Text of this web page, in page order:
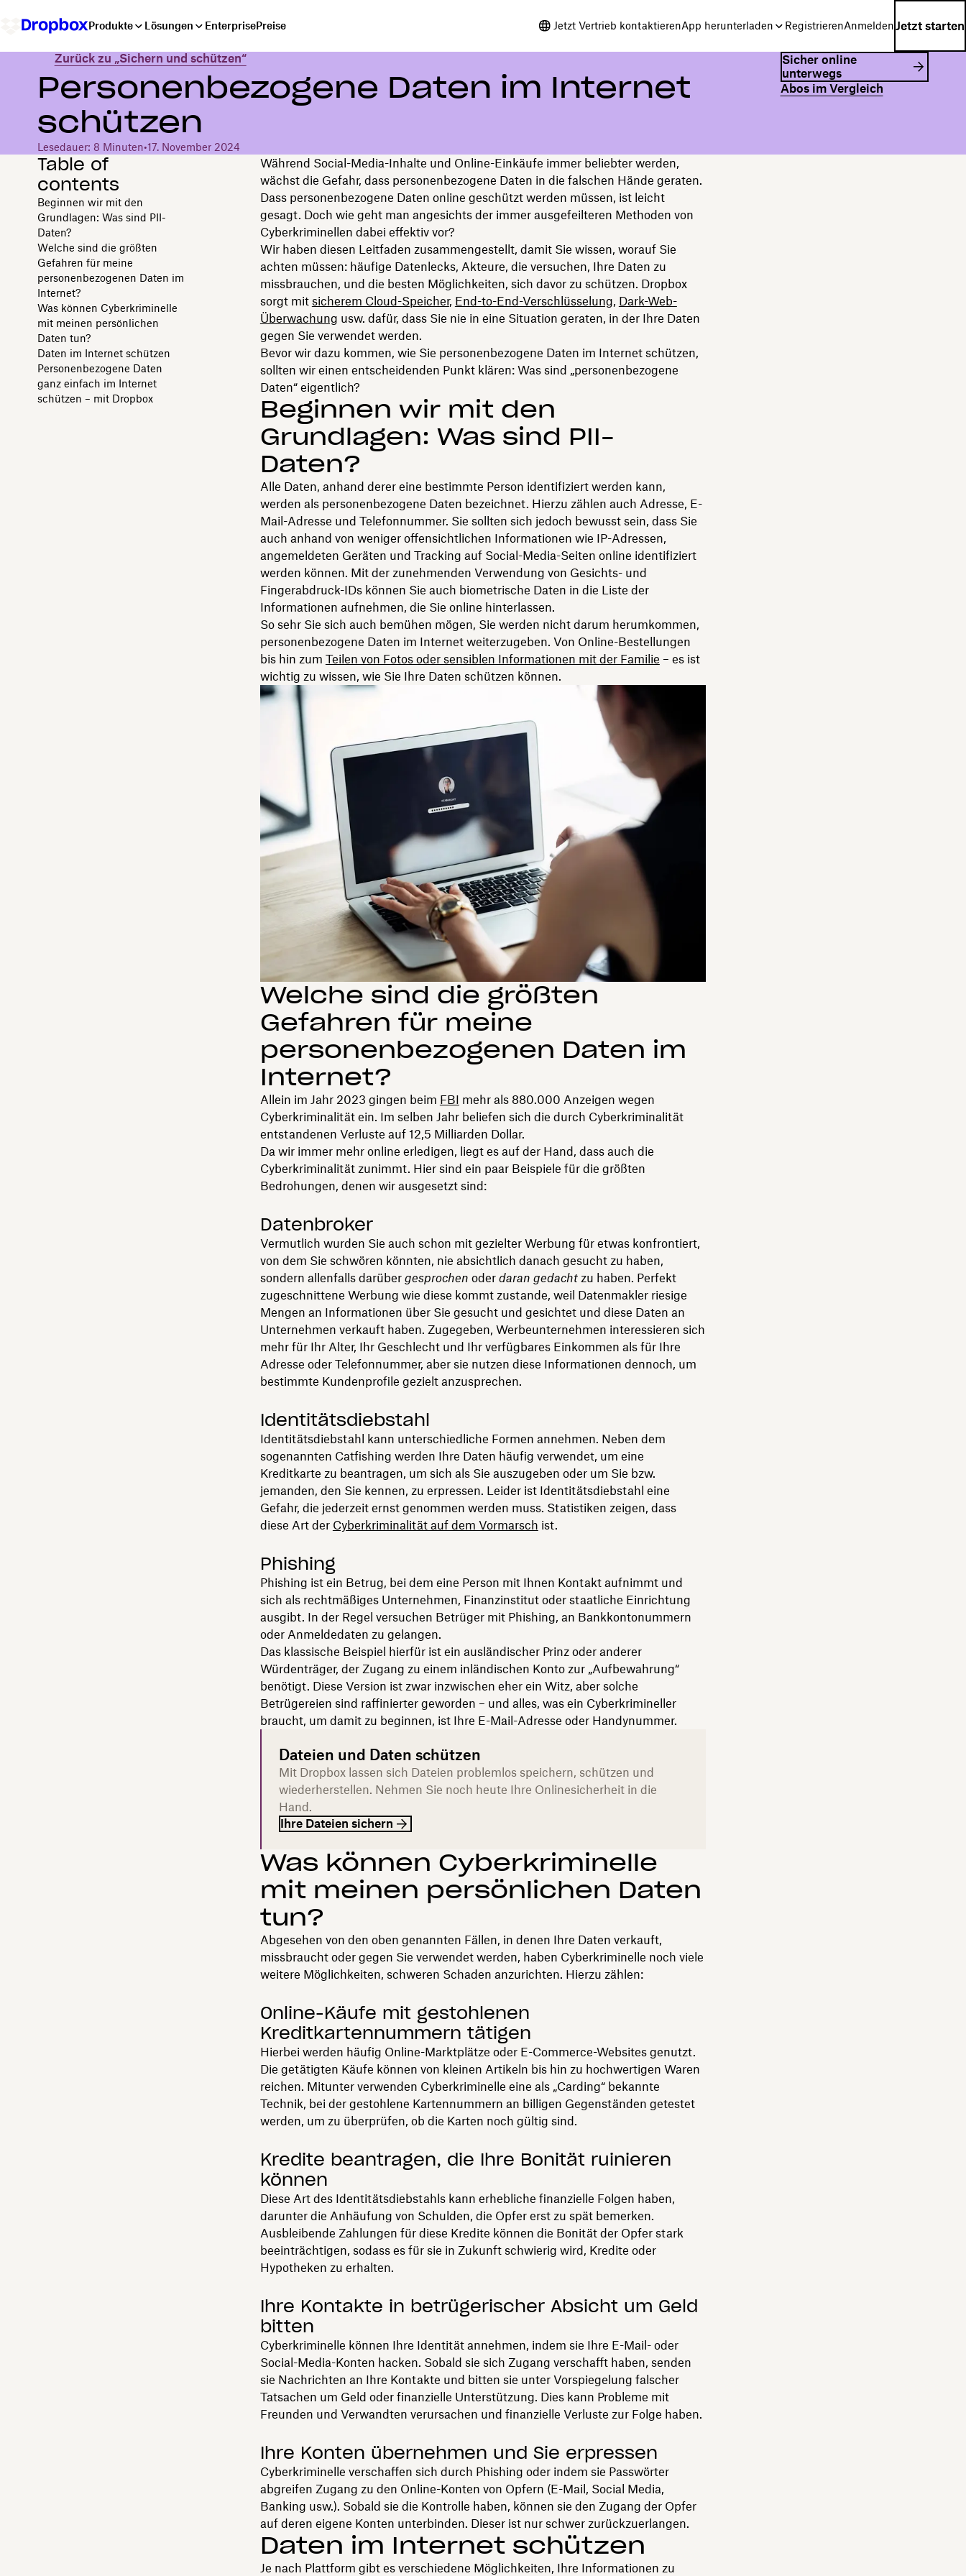
Produkte Lösungen EnterprisePreise Jetzt Vertrieb kontaktierenApp herunterladen RegistrierenAnmeldenJetzt starten
Zurück zu „Sichern und schützen“
Personenbezogene Daten im Internet
schützen
Lesedauer: 8 Minuten•17. November 2024
Sicher online
unterwegs
Abos im Vergleich
Table of
contents
Beginnen wir mit den
Grundlagen: Was sind PII-
Daten?
Welche sind die größten
Gefahren für meine
personenbezogenen Daten im
Internet?
Was können Cyberkriminelle
mit meinen persönlichen
Daten tun?
Daten im Internet schützen
Personenbezogene Daten
ganz einfach im Internet
schützen – mit Dropbox
Während Social-Media-Inhalte und Online-Einkäufe immer beliebter werden,
wächst die Gefahr, dass personenbezogene Daten in die falschen Hände geraten.
Dass personenbezogene Daten online geschützt werden müssen, ist leicht
gesagt. Doch wie geht man angesichts der immer ausgefeilteren Methoden von
Cyberkriminellen dabei effektiv vor?
Wir haben diesen Leitfaden zusammengestellt, damit Sie wissen, worauf Sie
achten müssen: häufige Datenlecks, Akteure, die versuchen, Ihre Daten zu
missbrauchen, und die besten Möglichkeiten, sich davor zu schützen. Dropbox
sorgt mit sicherem Cloud-Speicher, End-to-End-Verschlüsselung, Dark-Web-
Überwachung usw. dafür, dass Sie nie in eine Situation geraten, in der Ihre Daten
gegen Sie verwendet werden.
Bevor wir dazu kommen, wie Sie personenbezogene Daten im Internet schützen,
sollten wir einen entscheidenden Punkt klären: Was sind „personenbezogene
Daten“ eigentlich?
Beginnen wir mit den
Grundlagen: Was sind PII-
Daten?
Alle Daten, anhand derer eine bestimmte Person identifiziert werden kann,
werden als personenbezogene Daten bezeichnet. Hierzu zählen auch Adresse, E-
Mail-Adresse und Telefonnummer. Sie sollten sich jedoch bewusst sein, dass Sie
auch anhand von weniger offensichtlichen Informationen wie IP-Adressen,
angemeldeten Geräten und Tracking auf Social-Media-Seiten online identifiziert
werden können. Mit der zunehmenden Verwendung von Gesichts- und
Fingerabdruck-IDs können Sie auch biometrische Daten in die Liste der
Informationen aufnehmen, die Sie online hinterlassen.
So sehr Sie sich auch bemühen mögen, Sie werden nicht darum herumkommen,
personenbezogene Daten im Internet weiterzugeben. Von Online-Bestellungen
bis hin zum Teilen von Fotos oder sensiblen Informationen mit der Familie – es ist
wichtig zu wissen, wie Sie Ihre Daten schützen können.
Welche sind die größten
Gefahren für meine
personenbezogenen Daten im
Internet?
Allein im Jahr 2023 gingen beim FBI mehr als 880.000 Anzeigen wegen
Cyberkriminalität ein. Im selben Jahr beliefen sich die durch Cyberkriminalität
entstandenen Verluste auf 12,5 Milliarden Dollar.
Da wir immer mehr online erledigen, liegt es auf der Hand, dass auch die
Cyberkriminalität zunimmt. Hier sind ein paar Beispiele für die größten
Bedrohungen, denen wir ausgesetzt sind:
Datenbroker
Vermutlich wurden Sie auch schon mit gezielter Werbung für etwas konfrontiert,
von dem Sie schwören könnten, nie absichtlich danach gesucht zu haben,
sondern allenfalls darüber gesprochen oder daran gedachtzu haben. Perfekt
zugeschnittene Werbung wie diese kommt zustande, weil Datenmakler riesige
Mengen an Informationen über Sie gesucht und gesichtet und diese Daten an
Unternehmen verkauft haben. Zugegeben, Werbeunternehmen interessieren sich
mehr für Ihr Alter, Ihr Geschlecht und Ihr verfügbares Einkommen als für Ihre
Adresse oder Telefonnummer, aber sie nutzen diese Informationen dennoch, um
bestimmte Kundenprofile gezielt anzusprechen.
Identitätsdiebstahl
Identitätsdiebstahl kann unterschiedliche Formen annehmen. Neben dem
sogenannten Catfishing werden Ihre Daten häufig verwendet, um eine
Kreditkarte zu beantragen, um sich als Sie auszugeben oder um Sie bzw.
jemanden, den Sie kennen, zu erpressen. Leider ist Identitätsdiebstahl eine
Gefahr, die jederzeit ernst genommen werden muss. Statistiken zeigen, dass
diese Art der Cyberkriminalität auf dem Vormarsch ist.
Phishing
Phishing ist ein Betrug, bei dem eine Person mit Ihnen Kontakt aufnimmt und
sich als rechtmäßiges Unternehmen, Finanzinstitut oder staatliche Einrichtung
ausgibt. In der Regel versuchen Betrüger mit Phishing, an Bankkontonummern
oder Anmeldedaten zu gelangen.
Das klassische Beispiel hierfür ist ein ausländischer Prinz oder anderer
Würdenträger, der Zugang zu einem inländischen Konto zur „Aufbewahrung“
benötigt. Diese Version ist zwar inzwischen eher ein Witz, aber solche
Betrügereien sind raffinierter geworden – und alles, was ein Cyberkrimineller
braucht, um damit zu beginnen, ist Ihre E-Mail-Adresse oder Handynummer.
Dateien und Daten schützen
Mit Dropbox lassen sich Dateien problemlos speichern, schützen und
wiederherstellen. Nehmen Sie noch heute Ihre Onlinesicherheit in die
Hand.
Ihre Dateien sichern
Was können Cyberkriminelle
mit meinen persönlichen Daten
tun?
Abgesehen von den oben genannten Fällen, in denen Ihre Daten verkauft,
missbraucht oder gegen Sie verwendet werden, haben Cyberkriminelle noch viele
weitere Möglichkeiten, schweren Schaden anzurichten. Hierzu zählen:
Online-Käufe mit gestohlenen
Kreditkartennummern tätigen
Hierbei werden häufig Online-Marktplätze oder E-Commerce-Websites genutzt.
Die getätigten Käufe können von kleinen Artikeln bis hin zu hochwertigen Waren
reichen. Mitunter verwenden Cyberkriminelle eine als „Carding“ bekannte
Technik, bei der gestohlene Kartennummern an billigen Gegenständen getestet
werden, um zu überprüfen, ob die Karten noch gültig sind.
Kredite beantragen, die Ihre Bonität ruinieren
können
Diese Art des Identitätsdiebstahls kann erhebliche finanzielle Folgen haben,
darunter die Anhäufung von Schulden, die Opfer erst zu spät bemerken.
Ausbleibende Zahlungen für diese Kredite können die Bonität der Opfer stark
beeinträchtigen, sodass es für sie in Zukunft schwierig wird, Kredite oder
Hypotheken zu erhalten.
Ihre Kontakte in betrügerischer Absicht um Geld
bitten
Cyberkriminelle können Ihre Identität annehmen, indem sie Ihre E-Mail- oder
Social-Media-Konten hacken. Sobald sie sich Zugang verschafft haben, senden
sie Nachrichten an Ihre Kontakte und bitten sie unter Vorspiegelung falscher
Tatsachen um Geld oder finanzielle Unterstützung. Dies kann Probleme mit
Freunden und Verwandten verursachen und finanzielle Verluste zur Folge haben.
Ihre Konten übernehmen und Sie erpressen
Cyberkriminelle verschaffen sich durch Phishing oder indem sie Passwörter
abgreifen Zugang zu den Online-Konten von Opfern (E-Mail, Social Media,
Banking usw.). Sobald sie die Kontrolle haben, können sie den Zugang der Opfer
auf deren eigene Konten unterbinden. Dieser ist nur schwer zurückzuerlangen.
Daten im Internet schützen
Je nach Plattform gibt es verschiedene Möglichkeiten, Ihre Informationen zu